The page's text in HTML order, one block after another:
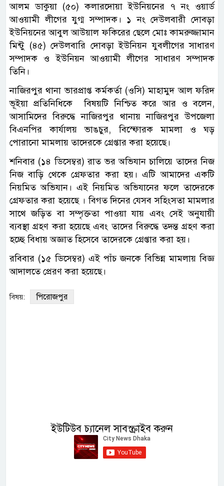
আলম ডাকুয়া (৫০) কলারদোয়া ইউনিয়নের ৭ নং ওয়ার্ড
আওয়ামী লীগের যুগ্ম সম্পাদক। ১ নং দেউলবারী দোবড়া
ইউনিয়নের আবুল আউয়াল ফকিরের ছেলে মোঃ কামরুজ্জামান
মিন্টু (৪৫) দেউলবারি দোবড়া ইউনিয়ন যুবলীগের সাধারণ
সম্পাদক ও ইউনিয়ন আওয়ামী লীগের সাধারণ সম্পাদক
তিনি।
নাজিরপুর থানা ভারপ্রাপ্ত কর্মকর্তা (ওসি) মাহামুদ আল ফ‌রিদ
ভূইয়া প্রতিনিধিকে বিষয়টি নিশ্চিত করে আর ও বলেন,
আসামিদের বিরুদ্ধে না‌জিরপুর থানায় না‌জিরপুর উপ‌জেলা
বিএন‌পির কার্যালয় ভাঙচুর, বিস্ফোরক মামলা ও ঘড়
পোরানো মামলায় তাদেরকে গ্রেপ্তার করা হয়েছে।
শনিবার (১৪ ডিসেম্বর) রাত ভর অভিযান চালিয়ে তাদের নিজ
নিজ বাড়ি থেকে গ্রেফতার করা হয়। এটি আমাদের একটি
নিয়মিত অভিযান। এই নিয়মিত অভিযানের ফলে তাদেরকে
গ্রেফতার করা হয়েছে । বিগত দিনের যেসব সহিংসতা মামলার
সাথে জড়িত বা সম্পৃক্ততা পাওয়া যায় এবং সেই অনুযায়ী
ব্যবস্থা গ্রহণ করা হয়েছে এবং তাদের বিরুদ্ধে তদন্ত গ্রহণ করা
হচ্ছে বিধায় অজ্ঞাত হিসেবে তাদেরকে গ্রেপ্তার করা হয়।
রবিবার (১৫ ডিসেম্বর) এই পাঁচ জনকে বিভিন্ন মামলায় বিজ্ঞ
আদালতে প্রেরণ করা হয়েছে।
বিষয়: পিরোজপুর
ইউটিউব চ্যানেল সাবস্ক্রাইব করুন